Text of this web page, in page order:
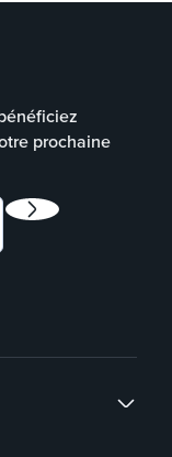
prochaine